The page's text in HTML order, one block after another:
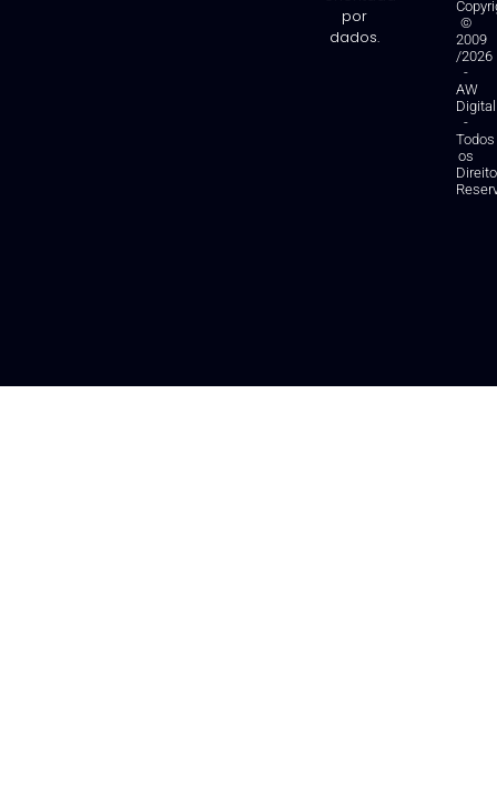
por
dados.
©
2009
/2026
-
AW
Digital
-
Todos
os